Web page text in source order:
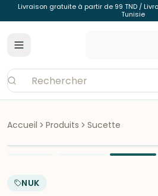
Livraison gratuite à partir de 99 TND /
Tunisie
Accueil Produits Sucette
NUK